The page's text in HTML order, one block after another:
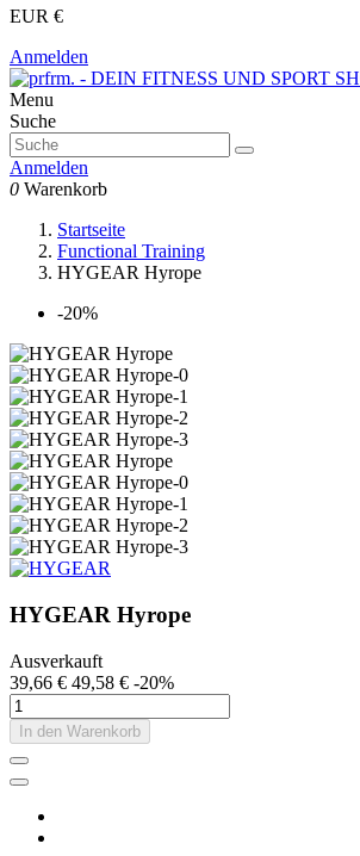
EUR €
Anmelden
Menu
Suche
Anmelden
0 Warenkorb
Startseite
Functional Training
HYGEAR Hyrope
-20%
HYGEAR Hyrope
Ausverkauft
39,66 € 49,58 € -20%
In den Warenkorb